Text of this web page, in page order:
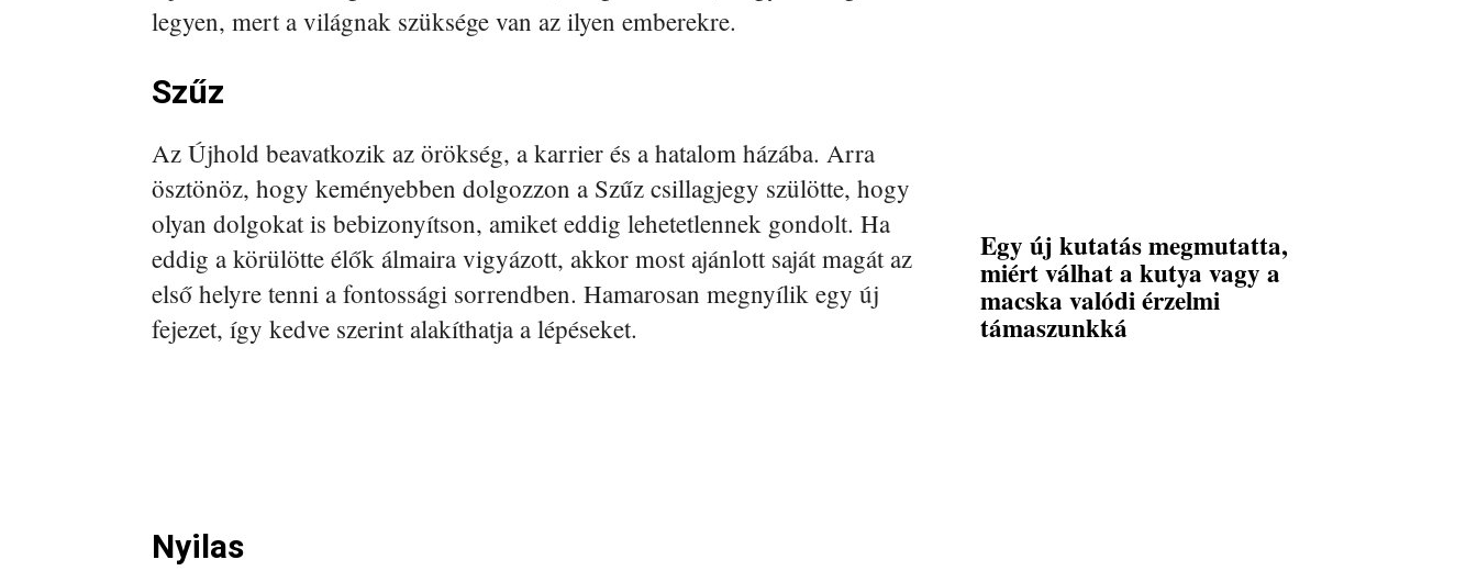
legyen, mert a világnak szüksége van az ilyen emberekre.
Szűz
Az Újhold beavatkozik az örökség, a karrier és a hatalom házába. Arra
ösztönöz, hogy keményebben dolgozzon a Szűz csillagjegy szülötte, hogy
olyan dolgokat is bebizonyítson, amiket eddig lehetetlennek gondolt. Ha
eddig a körülötte élők álmaira vigyázott, akkor most ajánlott saját magát az
első helyre tenni a fontossági sorrendben. Hamarosan megnyílik egy új
fejezet, így kedve szerint alakíthatja a lépéseket.
Nyilas
Egy új kutatás megmutatta,
miért válhat a kutya vagy a
macska valódi érzelmi
támaszunkká